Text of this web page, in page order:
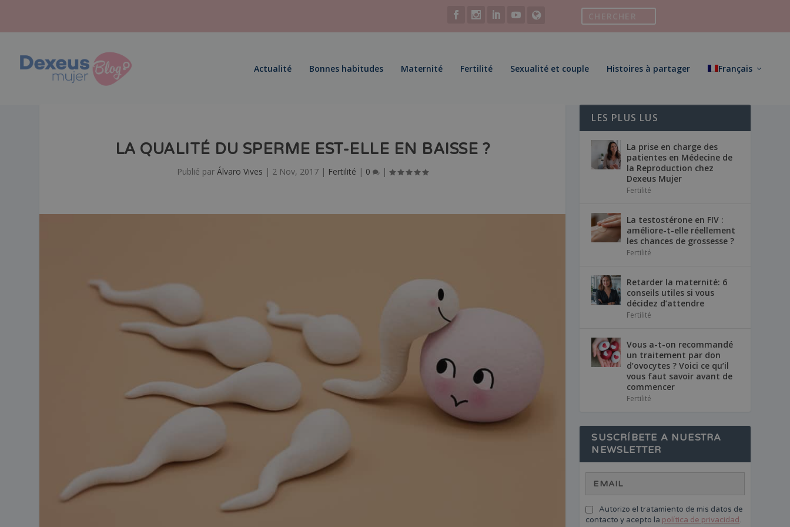
Actualité Bonnes habitudes Maternité Fertilité Sexualité et couple Histoires à partager Français
LA QUALITÉ DU SPERME EST-ELLE EN BAISSE ?
Publié parÁlvaro Vives | 2 Nov, 2017 | Fertilité | 0 |
LES PLUS LUS
La prise en charge des
patientes en Médecine de
la Reproduction chez
Dexeus Mujer
Fertilité
La testostérone en FIV :
améliore-t-elle réellement
les chances de grossesse ?
Fertilité
Retarder la maternité: 6
conseils utiles si vous
décidez d’attendre
Fertilité
Vous a-t-on recommandé
un traitement par don
d’ovocytes ? Voici ce qu’il
vous faut savoir avant de
commencer
Fertilité
SUSCRÍBETE A NUESTRA
NEWSLETTER
Autorizo el tratamiento de mis datos de
contacto y acepto la política de privacidad.